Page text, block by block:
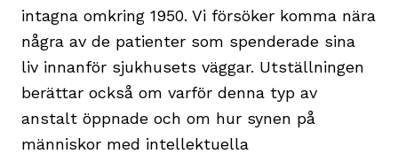
intagna omkring 1950. Vi försöker komma nära
några av de patienter som spenderade sina
liv innanför sjukhusets väggar. Utställningen
berättar också om varför denna typ av
anstalt öppnade och om hur synen på
människor med intellektuella